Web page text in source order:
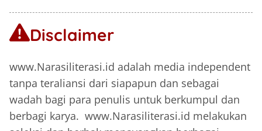
Disclaimer
www.Narasiliterasi.id adalah media independent
tanpa teraliansi dari siapapun dan sebagai
wadah bagi para penulis untuk berkumpul dan
berbagi karya. www.Narasiliterasi.id melakukan